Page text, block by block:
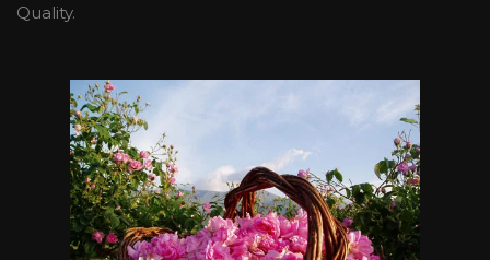
Quality.